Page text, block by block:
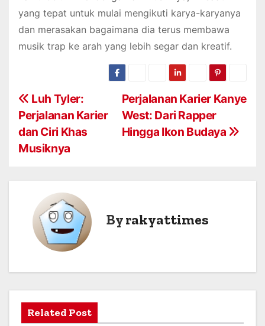
yang tepat untuk mulai mengikuti karya-karyanya
dan merasakan bagaimana dia terus membawa
musik trap ke arah yang lebih segar dan kreatif.
P
o
s
i
Perjalanan Karier Kanye
West: Dari Rapper
Hingga Ikon Budaya
Luh Tyler:
Perjalanan Karier
dan Ciri Khas
Musiknya
Byrakyattimes
Related Post